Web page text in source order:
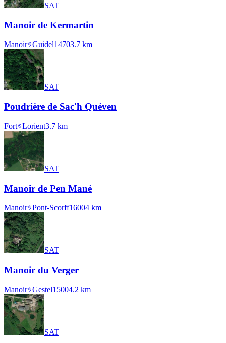
SAT
Manoir de Kermartin
Manoir Guidel14703.7 km
SAT
Poudrière de Sac'h Quéven
Fort Lorient3.7 km
SAT
Manoir de Pen Mané
Manoir Pont-Scorff16004 km
SAT
Manoir du Verger
Manoir Gestel15004.2 km
SAT